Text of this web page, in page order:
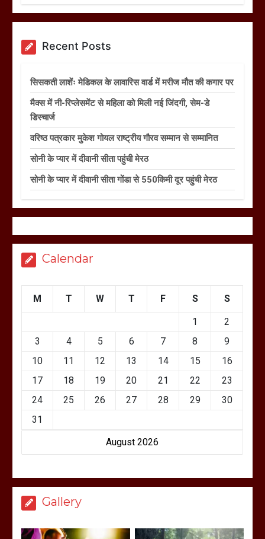
Recent Posts
सिसकती लाशेंः मेडिकल के लावारिस वार्ड में मरीज मौत की कगार पर
मैक्स में नी-रिप्लेसमेंट से महिला को मिली नई जिंदगी, सेम-डे
डिस्चार्ज
वरिष्ठ पत्रकार मुकेश गोयल राष्ट्रीय गौरव सम्मान से सम्मानित
सोनी के प्यार में दीवानी सीता पहुंची मेरठ
सोनी के प्यार में दीवानी सीता गोंडा से 550किमी दूर पहुंची मेरठ
Calendar
August 2026
M T W T F S S
1
2
3
4 5 6 7 8
9
10
11 12 13 14 15
16
17
18 19 20 21 22
23
24
25 26 27 28 29
30
31
Gallery